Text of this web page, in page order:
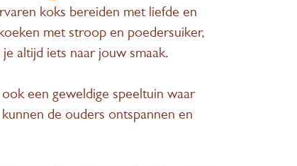
koks bereiden met liefde en
met stroop en poedersuiker,
altijd iets naar jouw smaak.
een geweldige speeltuin waar
de ouders ontspannen en